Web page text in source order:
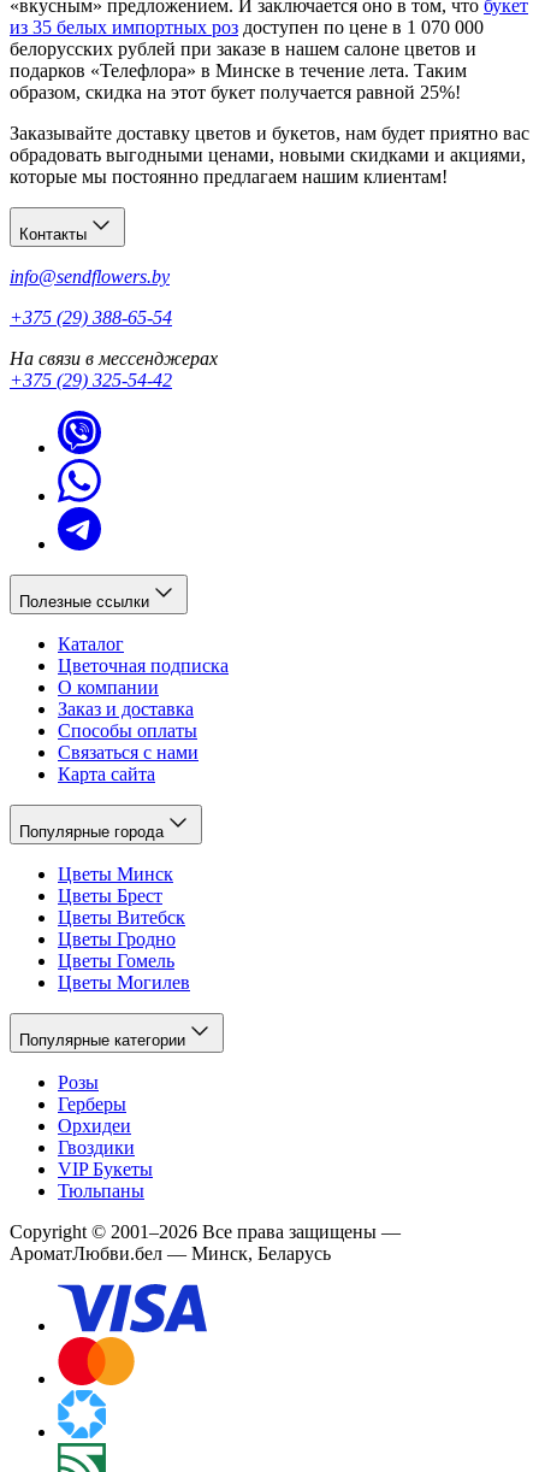
«вкусным» предложением. И заключается оно в том, что букет
из 35 белых импортных роз доступен по цене в 1 070 000
белорусских рублей при заказе в нашем салоне цветов и
подарков «Телефлора» в Минске в течение лета. Таким
образом, скидка на этот букет получается равной 25%!
Заказывайте доставку цветов и букетов, нам будет приятно вас
обрадовать выгодными ценами, новыми скидками и акциями,
которые мы постоянно предлагаем нашим клиентам!
Контакты
info@sendflowers.by
+375 (29) 388-65-54
На связи в мессенджерах
+375 (29) 325-54-42
Полезные ссылки
Каталог
Цветочная подписка
О компании
Заказ и доставка
Способы оплаты
Связаться с нами
Карта сайта
Популярные города
Цветы Минск
Цветы Брест
Цветы Витебск
Цветы Гродно
Цветы Гомель
Цветы Могилев
Популярные категории
Розы
Герберы
Орхидеи
Гвоздики
VIP Букеты
Тюльпаны
Copyright © 2001–2026 Все права защищены —
АроматЛюбви.бел — Минск, Беларусь